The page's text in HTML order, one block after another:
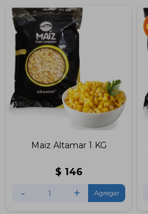
Maiz Altamar 1 KG
$ 146
- +